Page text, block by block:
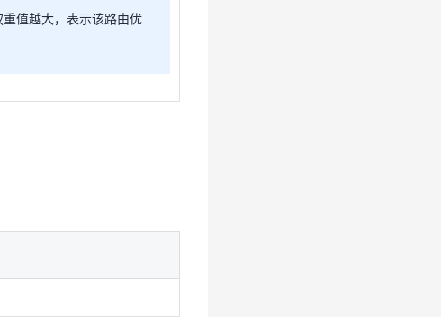
子网
子网
值越大，表示该路由优